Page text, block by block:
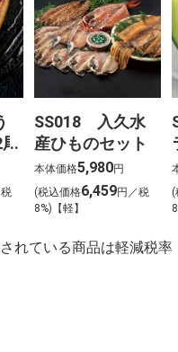
SS018 入久水
産ひものセット
本体価格5,980円
(税込価格6,459円／税
8%)【軽】
(
れている商品は軽減税率